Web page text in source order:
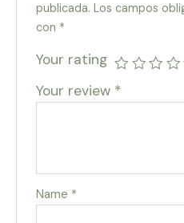
publicada. Los campos
con *
Your rating
Your review *
Name *